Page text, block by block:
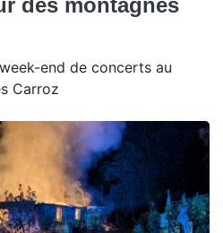
des montagnes
end de concerts au
Carroz